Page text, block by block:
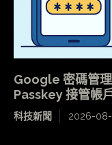
Google 密碼管
Passkey 接管帳
科技新聞 2026-